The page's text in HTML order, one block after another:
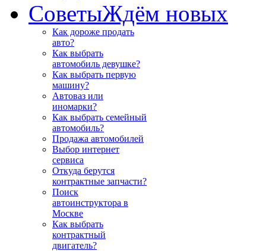
СоветыЖдём новых
Как дороже продать
авто?
Как выбрать
автомобиль девушке?
Как выбрать первую
машину?
Автоваз или
иномарки?
Как выбрать семейный
автомобиль?
Продажа автомобилей
Выбор интернет
сервиса
Откуда берутся
контрактные запчасти?
Поиск
автоинструктора в
Москве
Как выбрать
контрактный
двигатель?